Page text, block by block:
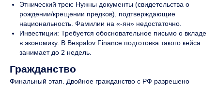
Этнический трек: Нужны документы (свидетельства о
рождении/крещении предков), подтверждающие
национальность. Фамилии на «-ян» недостаточно.
Инвестиции: Требуется обосновательное письмо о вкладе
в экономику. В Bespalov Finance подготовка такого кейса
занимает до 2 недель.
Гражданство
Финальный этап. Двойное гражданство с РФ разрешено